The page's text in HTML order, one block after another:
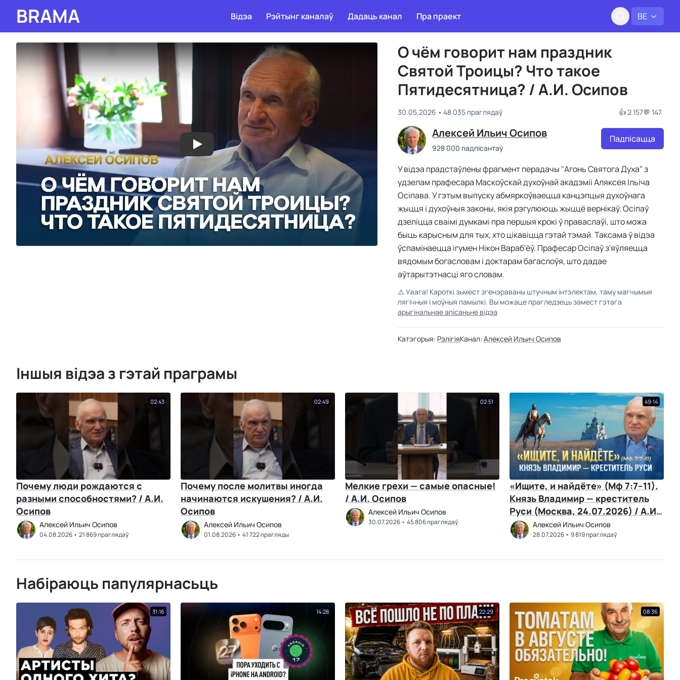
BRAMA BE
Відэа Рэйтынг каналаў Дадаць канал Пра праект
О чём говорит нам праздник
Святой Троицы? Что такое
Пятидесятница? / А.И. Осипов
30.05.2026 48 035 праглядаў 👍 2 157💬 147
Алексей Ильич Осипов
928 000 падпісантаў
Падпісацца
У відэа прадстаўлены фрагмент перадачы "Агонь Святога Духа" з
удзелам прафесара Маскоўскай духоўнай акадэміі Аляксея Ільіча
Осіпава. У гэтым выпуску абмяркоўваецца канцэпцыя духоўнага
жыцця і духоўныя законы, якія рэгулююць жыццё вернікаў. Осіпаў
дзеліцца сваімі думкамі пра першыя крокі ў праваслаўі, што можа
быць карысным для тых, хто цікавіцца гэтай тэмай. Таксама ў відэа
ўспамінаецца ігумен Нікон Вараб'ёў. Прафесар Осіпаў з'яўляецца
вядомым богасловам і доктарам багаслоўя, што дадае
аўтарытэтнасці яго словам.
⚠️Увага! Кароткі зьмест згенэраваны штучным інтэлектам, таму магчымыя
лягічныя і моўныя памылкі. Вы можаце прагледзець замест гэтага
арыгінальнае апісаньне відэа
Катэгорыя: РэлігіяКанал: Алексей Ильич Осипов
Іншыя відэа з гэтай праграмы
02:43
Почему люди рождаются с
разными способностями? / А.И.
Осипов
Алексей Ильич Осипов
04.08.2026 21 869 праглядаў
02:49
Почему после молитвы иногда
начинаются искушения? / А.И.
Осипов
Алексей Ильич Осипов
01.08.2026 41 722 прагляды
02:51
Мелкие грехи — самые опасные!
/ А.И. Осипов
Алексей Ильич Осипов
30.07.2026 45 806 праглядаў
49:14
«Ищите, и найдёте» (Мф 7:7–11).
Князь Владимир — креститель
Руси (Москва, 24.07.2026) / А.И.
ОсиповАлексей Ильич Осипов
28.07.2026 9 819 праглядаў
Набіраюць папулярнасьць
31:16 14:28 22:29 08:36